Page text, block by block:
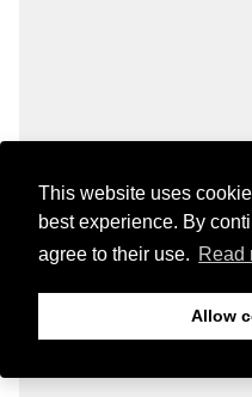
This website uses
best experience. By
agree to their use. Read
Allow
Cuadro Abstracto Loas en
Tonos Tierras